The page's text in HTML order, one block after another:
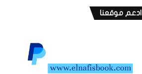
ادعم موقعنا